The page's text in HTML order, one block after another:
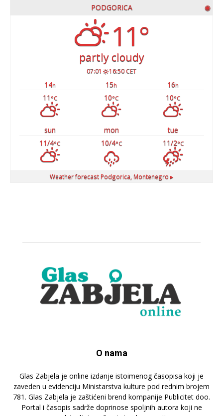
PODGORICA ◉
11°
partly cloudy
07:01 16:50 CET
14h 15h 16h
11 °C 10°C 10°C
sun mon
tue
11/4°C 10/4°C 11/2°C
Weather forecast Podgorica, Montenegro ▸
O nama
Glas Zabjela je online izdanje istoimenog časopisa koji je
zaveden u evidenciju Ministarstva kulture pod rednim brojem
781. Glas Zabjela je zaštićeni brend kompanije Publicitet doo.
Portal i časopis sadrže doprinose spoljnih autora koji ne